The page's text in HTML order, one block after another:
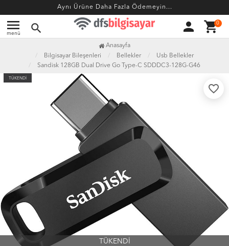
Aynı Ürüne Daha Fazla Ödemeyin...
menu
menü search person shopping_cart0
Anasayfa
Bilgisayar Bileşenleri
Bellekler
Usb Bellekler
Sandisk 128GB Dual Drive Go Type-C SDDDC3-128G-G46
TÜKENDİ
favorite_border
TÜKENDİ